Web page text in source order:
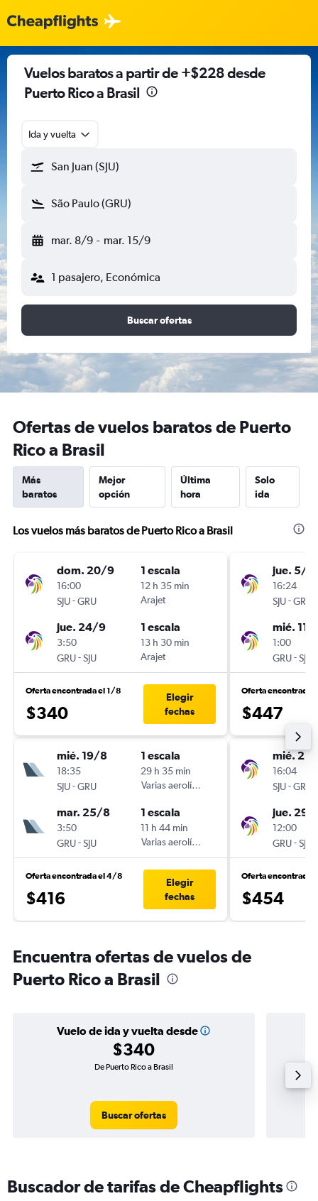
Vuelos baratos a partir de +$228 desde
Puerto Rico a Brasil
Ida y vuelta
San Juan (SJU)
São Paulo (GRU)
mar. 8/9 - mar. 15/9
1 pasajero, Económica
Buscar ofertas
Ofertas de vuelos baratos de Puerto
Rico a Brasil
Más
baratos
Mejor
opción
Última
hora
Solo
ida
Los vuelos más baratos de Puerto Rico a Brasil
dom. 20/9
16:00
SJU-GRU
1 escala
12 h 35 min
Arajet
jue. 24/9
3:50
GRU-SJU
1 escala
13 h 30 min
Arajet
Oferta encontrada el 1/8
$340
Elegir
fechas
mié. 19/8
18:35
SJU-GRU
1 escala
29 h 35 min
Varias aerolíneas
mar. 25/8
3:50
GRU-SJU
1 escala
11 h 44 min
Varias aerolíneas
Oferta encontrada el 4/8
$416
Elegir
fechas
jue. 5/11
16:24
SJU-GRU
mié. 11/
1:00
GRU-SJU
Oferta encontrada
$447
mié. 21/
16:04
SJU-GRU
jue. 29/
12:00
GRU-SJU
Oferta encontrada
$454
Encuentra ofertas de vuelos de
Puerto Rico a Brasil
Vuelo de ida y vuelta desde
$340
De Puerto Rico a Brasil
Buscar ofertas
Buscador de tarifas de Cheapflights